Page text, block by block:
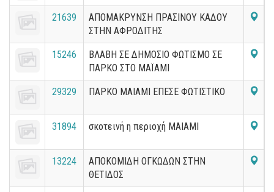
21639
ΑΠΟΜΑΚΡΥΝΣΗ ΠΡΑΣΙΝΟΥ ΚΑΔΟΥ
ΣΤΗΝ ΑΦΡΟΔΙΤΗΣ
15246
ΒΛΑΒΗ ΣΕ ΔΗΜΟΣΙΟ ΦΩΤΙΣΜΟ ΣΕ
ΠΑΡΚΟ ΣΤΟ ΜΑΪΑΜΙ
29329 ΠΑΡΚΟ ΜΑΙΑΜΙ ΕΠΕΣΕ ΦΩΤΙΣΤΙΚΟ
31894 σκοτεινή η περιοχή ΜΑΙΑΜΙ
13224
ΑΠΟΚΟΜΙΔΗ ΟΓΚΩΔΩΝ ΣΤΗΝ
ΘΕΤΙΔΟΣ